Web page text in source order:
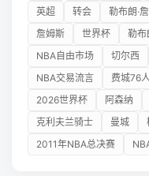
英超
转会 勒布朗·
詹姆斯
世界杯 勒布
NBA自由市场
切尔西
NBA交易流言
费城76
2026世界杯
阿森纳
克利夫兰骑士
曼城
2011年NBA总决赛